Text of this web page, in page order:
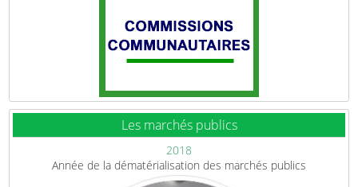
Les marchés publics
2018
Année de la dématérialisation des marchés publics